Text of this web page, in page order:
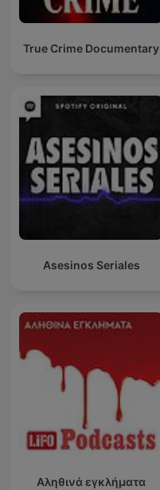
True Crime Documentary
Asesinos Seriales
Αληθινά εγκλήματα